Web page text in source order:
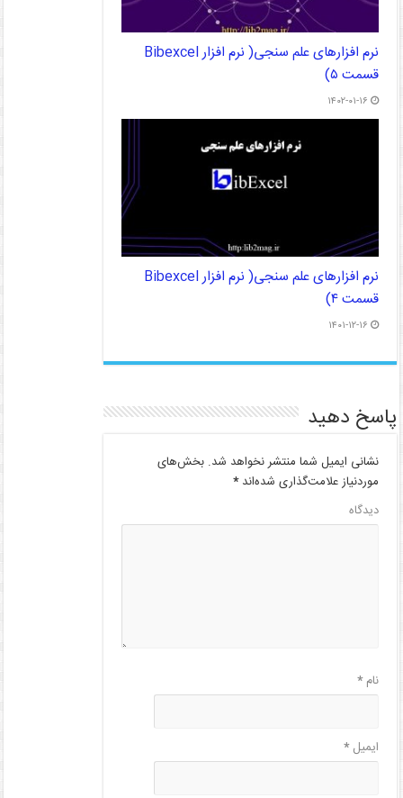
نرم افزارهای علم سنجی( نرم افزار Bibexcel
قسمت ۵)
۱۴۰۲-۰۱-۱۶
نرم افزارهای علم سنجی( نرم افزار Bibexcel
قسمت ۴)
۱۴۰۱-۱۲-۱۶
پاسخ دهید
نشانی ایمیل شما منتشر نخواهد شد. بخش‌های
موردنیاز علامت‌گذاری شده‌اند*
دیدگاه
نام*
ایمیل*